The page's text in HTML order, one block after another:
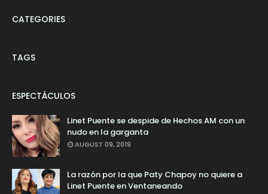
CATEGORIES
TAGS
ESPECTÁCULOS
Linet Puente se despide de Hechos AM con un
nudo en la garganta
AUGUST 09, 2019
La razón por la que Paty Chapoy no quiere a
Linet Puente en Ventaneando